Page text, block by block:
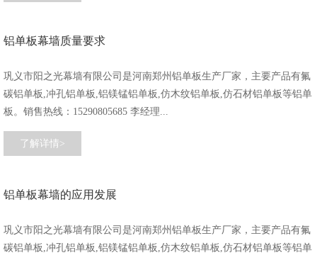
铝单板幕墙质量要求
巩义市阳之光幕墙有限公司是河南郑州铝单板生产厂家，主要产品有氟
碳铝单板,冲孔铝单板,铝镁锰铝单板,仿木纹铝单板,仿石材铝单板等铝单
板。销售热线：15290805685 李经理...
了解详情>
铝单板幕墙的应用发展
巩义市阳之光幕墙有限公司是河南郑州铝单板生产厂家，主要产品有氟
碳铝单板,冲孔铝单板,铝镁锰铝单板,仿木纹铝单板,仿石材铝单板等铝单